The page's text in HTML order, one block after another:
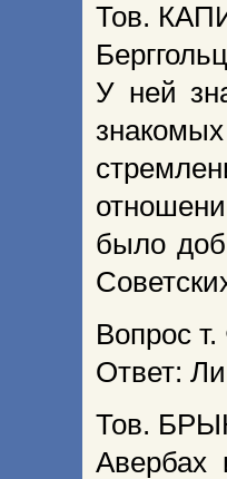
Тов.
У ней
было
Вопрос
Ответ:
Тов.
Авербах